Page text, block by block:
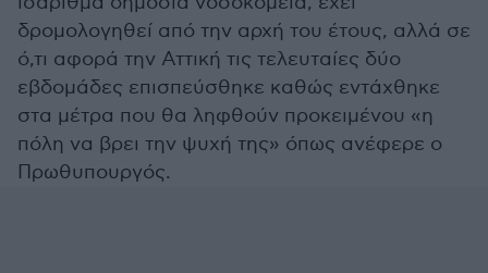
δρομολογηθεί από την αρχή του έτους, αλλά σε
ό,τι αφορά την Αττική τις τελευταίες δύο
εβδομάδες επισπεύσθηκε καθώς εντάχθηκε
στα μέτρα που θα ληφθούν προκειμένου «η
πόλη να βρει την ψυχή της» όπως ανέφερε ο
Πρωθυπουργός.